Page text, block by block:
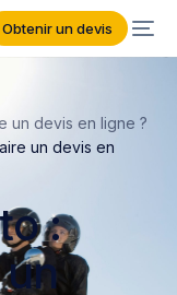
Obtenir un devis
un devis en ligne ?
un devis en
: